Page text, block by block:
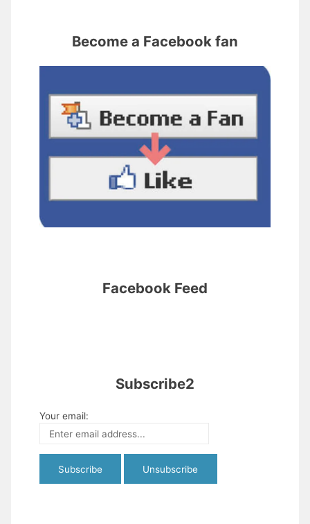
Become a Facebook fan
Facebook Feed
Subscribe2
Your email: